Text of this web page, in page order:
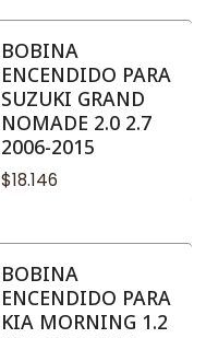
BOBINA
ENCENDIDO PARA
SUZUKI GRAND
NOMADE 2.0 2.7
2006-2015
$18.146
BOBINA
ENCENDIDO PARA
KIA MORNING 1.2